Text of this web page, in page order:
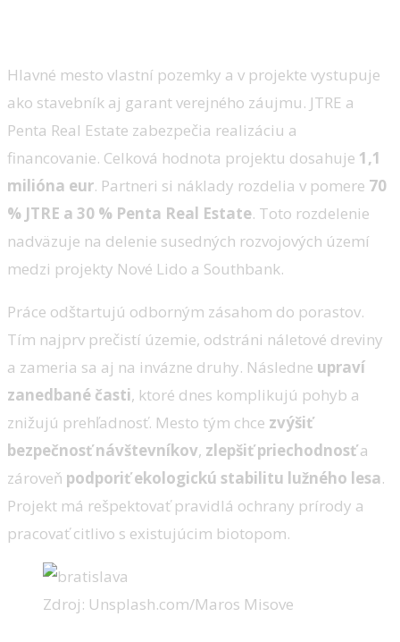
Hlavné mesto vlastní pozemky a v projekte vystupuje
ako stavebník aj garant verejného záujmu. JTRE a
Penta Real Estate zabezpečia realizáciu a
financovanie. Celková hodnota projektu dosahuje 1,1
milióna eur. Partneri si náklady rozdelia v pomere 70
% JTRE a 30 % Penta Real Estate. Toto rozdelenie
nadväzuje na delenie susedných rozvojových území
medzi projekty Nové Lido a Southbank.
Práce odštartujú odborným zásahom do porastov.
Tím najprv prečistí územie, odstráni náletové dreviny
a zameria sa aj na invázne druhy. Následne upraví
zanedbané časti, ktoré dnes komplikujú pohyb a
znižujú prehľadnosť. Mesto tým chce zvýšiť
bezpečnosť návštevníkov, zlepšiť priechodnosťa
zároveň podporiť ekologickú stabilitu lužného lesa.
Projekt má rešpektovať pravidlá ochrany prírody a
pracovať citlivo s existujúcim biotopom.
Zdroj: Unsplash.com/Maros Misove